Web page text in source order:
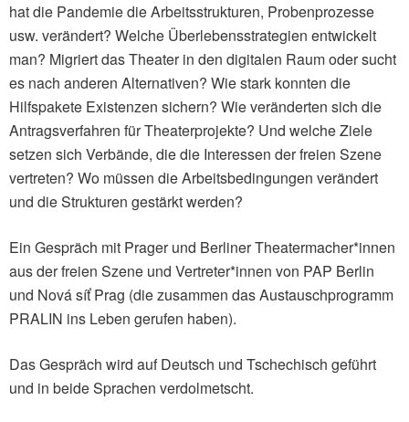
hat die Pandemie die Arbeitsstrukturen, Probenprozesse
usw. verändert? Welche Überlebensstrategien entwickelt
man? Migriert das Theater in den digitalen Raum oder sucht
es nach anderen Alternativen? Wie stark konnten die
Hilfspakete Existenzen sichern? Wie veränderten sich die
Antragsverfahren für Theaterprojekte? Und welche Ziele
setzen sich Verbände, die die Interessen der freien Szene
vertreten? Wo müssen die Arbeitsbedingungen verändert
und die Strukturen gestärkt werden?
Ein Gespräch mit Prager und Berliner Theatermacher*innen
aus der freien Szene und Vertreter*innen von PAP Berlin
und Nová síť Prag (die zusammen das Austauschprogramm
PRALIN ins Leben gerufen haben).
Das Gespräch wird auf Deutsch und Tschechisch geführt
und in beide Sprachen verdolmetscht.